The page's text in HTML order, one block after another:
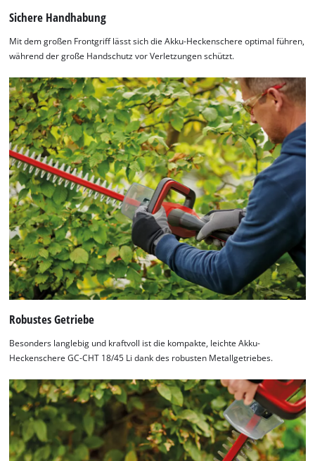
Sichere Handhabung
Mit dem großen Frontgriff lässt sich die Akku-Heckenschere optimal führen,
während der große Handschutz vor Verletzungen schützt.
Robustes Getriebe
Besonders langlebig und kraftvoll ist die kompakte, leichte Akku-
Heckenschere GC-CHT 18/45 Li dank des robusten Metallgetriebes.